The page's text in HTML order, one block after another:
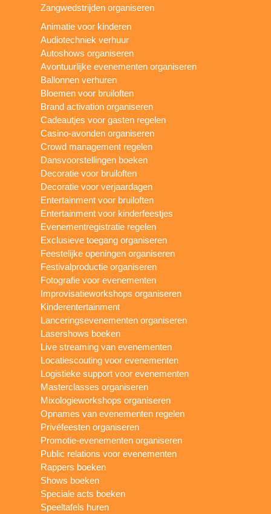
Zangwedstrijden organiseren
Animatie voor kinderen
Audiotechniek verhuur
Autoshows organiseren
Avontuurlijke evenementen organiseren
Ballonnen verhuren
Bloemen voor bruiloften
Brand activation organiseren
Cadeautjes voor gasten regelen
Casino-avonden organiseren
Crowd management regelen
Dansvoorstellingen boeken
Decoratie voor bruiloften
Decoratie voor verjaardagen
Entertainment voor bruiloften
Entertainment voor kinderfeestjes
Evenementregistratie regelen
Exclusieve toegang organiseren
Feestelijke openingen organiseren
Festivalproductie organiseren
Fotografie voor evenementen
Improvisatieworkshops organiseren
Kinderentertainment
Lanceringsevenementen organiseren
Lasershows boeken
Live streaming van evenementen
Locatiescouting voor evenementen
Logistieke support voor evenementen
Masterclasses organiseren
Mixologieworkshops organiseren
Opnames van evenementen regelen
Privéfeesten organiseren
Promotie-evenementen organiseren
Public relations voor evenementen
Rappers boeken
Shows boeken
Speciale acts boeken
Speeltafels huren